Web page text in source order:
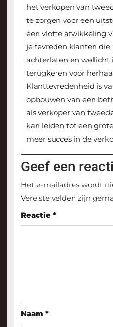
het verkopen van
te zorgen voor een
een vlotte afwikkeling
je tevreden klanten die
achterlaten en wellicht
terugkeren voor
Klanttevredenheid is
opbouwen van een
als verkoper van
kan leiden tot een
meer succes in de
Geef een
Het e-mailadres wordt
Vereiste velden zijn
Reactie *
Naam *